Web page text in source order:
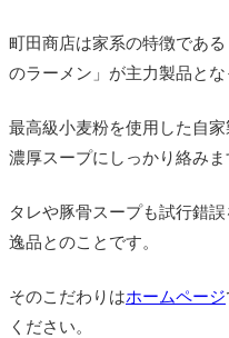
町田商店は家系の特徴であ
のラーメン」が主力製品とな
最高級小麦粉を使用した自
濃厚スープにしっかり絡みま
タレや豚骨スープも試行錯
逸品とのことです。
そのこだわりはホームページ
ください。